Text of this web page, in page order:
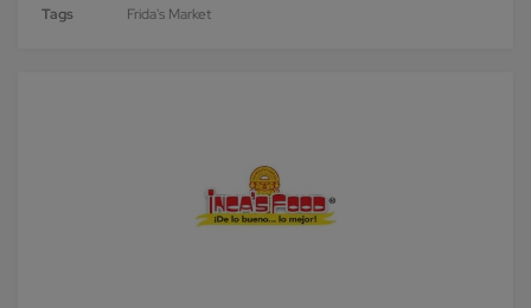
Tags
Frida's Market